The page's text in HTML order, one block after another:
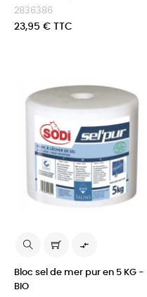
2836386
Prix
23,95 € TTC

Bloc sel de mer pur en 5 KG -
BIO